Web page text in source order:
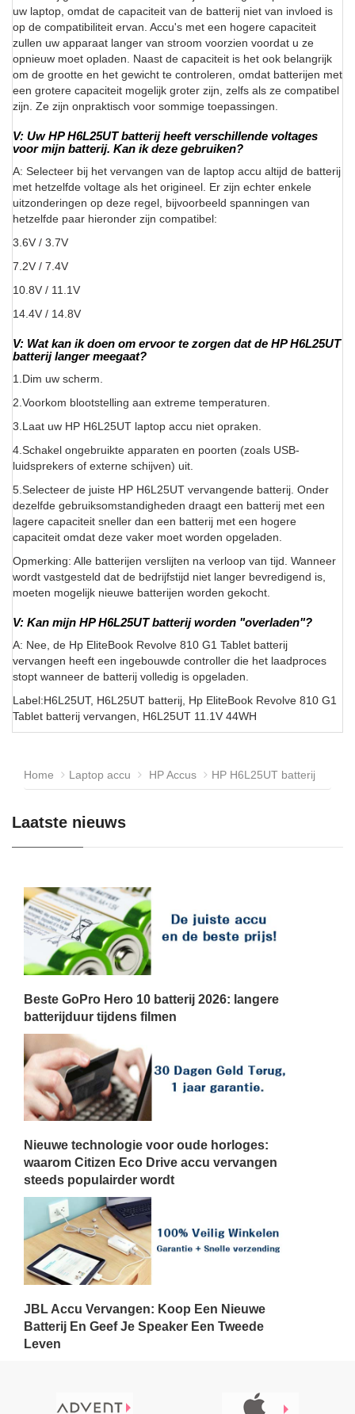
uw laptop, omdat de capaciteit van de batterij niet van invloed is
op de compatibiliteit ervan. Accu's met een hogere capaciteit
zullen uw apparaat langer van stroom voorzien voordat u ze
opnieuw moet opladen. Naast de capaciteit is het ook belangrijk
om de grootte en het gewicht te controleren, omdat batterijen met
een grotere capaciteit mogelijk groter zijn, zelfs als ze compatibel
zijn. Ze zijn onpraktisch voor sommige toepassingen.
V: Uw HP H6L25UT batterij heeft verschillende voltages
voor mijn batterij. Kan ik deze gebruiken?
A: Selecteer bij het vervangen van de laptop accu altijd de batterij
met hetzelfde voltage als het origineel. Er zijn echter enkele
uitzonderingen op deze regel, bijvoorbeeld spanningen van
hetzelfde paar hieronder zijn compatibel:
3.6V / 3.7V
7.2V / 7.4V
10.8V / 11.1V
14.4V / 14.8V
V: Wat kan ik doen om ervoor te zorgen dat de HP H6L25UT
batterij langer meegaat?
1.Dim uw scherm.
2.Voorkom blootstelling aan extreme temperaturen.
3.Laat uw HP H6L25UT laptop accu niet opraken.
4.Schakel ongebruikte apparaten en poorten (zoals USB-
luidsprekers of externe schijven) uit.
5.Selecteer de juiste HP H6L25UT vervangende batterij. Onder
dezelfde gebruiksomstandigheden draagt een batterij met een
lagere capaciteit sneller dan een batterij met een hogere
capaciteit omdat deze vaker moet worden opgeladen.
Opmerking: Alle batterijen verslijten na verloop van tijd. Wanneer
wordt vastgesteld dat de bedrijfstijd niet langer bevredigend is,
moeten mogelijk nieuwe batterijen worden gekocht.
V: Kan mijn HP H6L25UT batterij worden "overladen"?
A: Nee, de Hp EliteBook Revolve 810 G1 Tablet batterij
vervangen heeft een ingebouwde controller die het laadproces
stopt wanneer de batterij volledig is opgeladen.
Label:H6L25UT, H6L25UT batterij, Hp EliteBook Revolve 810 G1
Tablet batterij vervangen, H6L25UT 11.1V 44WH
Home Laptop accu HP Accus HP H6L25UT batterij
Laatste nieuws
Beste GoPro Hero 10 batterij 2026: langere
batterijduur tijdens filmen
Nieuwe technologie voor oude horloges:
waarom Citizen Eco Drive accu vervangen
steeds populairder wordt
JBL Accu Vervangen: Koop Een Nieuwe
Batterij En Geef Je Speaker Een Tweede
Leven